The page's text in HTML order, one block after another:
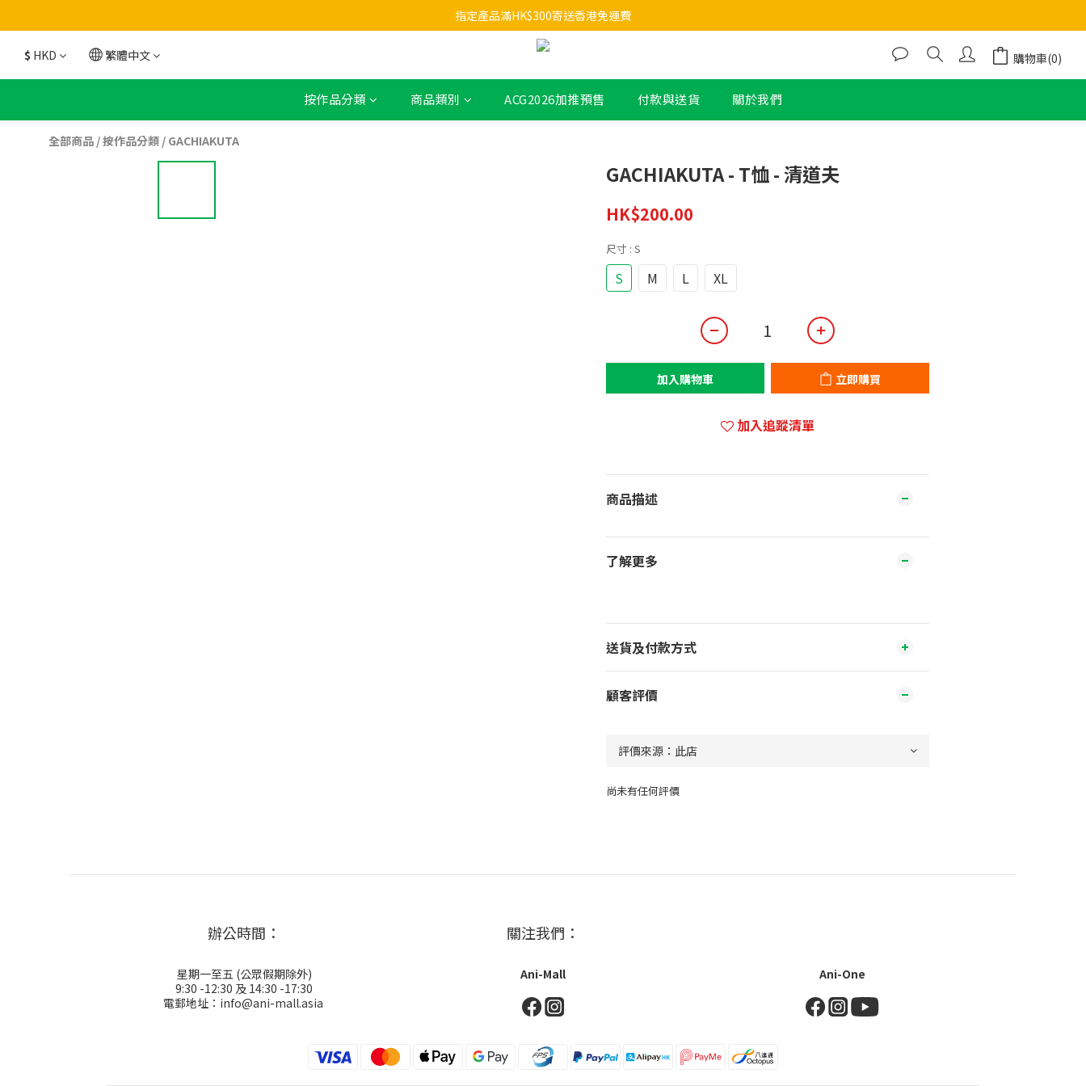
指定產品滿HK$300寄送香港免運費
$ HKD 繁體中文 購物車(0)
按作品分類 商品類別 ACG2026加推預售 付款與送貨 關於我們
全部商品 /按作品分類 / GACHIAKUTA
GACHIAKUTA - T恤 - 清道夫
HK$200.00
尺寸 : S
S M L XL
加入購物車 立即購買
加入追蹤清單
商品描述
了解更多
送貨及付款方式
顧客評價
尚未有任何評價
辦公時間：
星期一至五 (公眾假期除外)
9:30 -12:30 及 14:30 -17:30
電郵地址：info@ani-mall.asia
關注我們：
Ani-Mall Ani-One